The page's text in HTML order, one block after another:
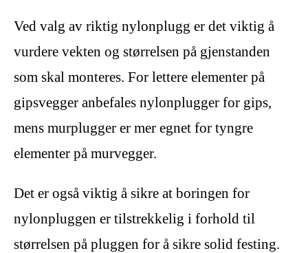
Ved valg av riktig nylonplugg er det viktig å
vurdere vekten og størrelsen på gjenstanden
som skal monteres. For lettere elementer på
gipsvegger anbefales nylonplugger for gips,
mens murplugger er mer egnet for tyngre
elementer på murvegger.
Det er også viktig å sikre at boringen for
nylonpluggen er tilstrekkelig i forhold til
størrelsen på pluggen for å sikre solid festing.